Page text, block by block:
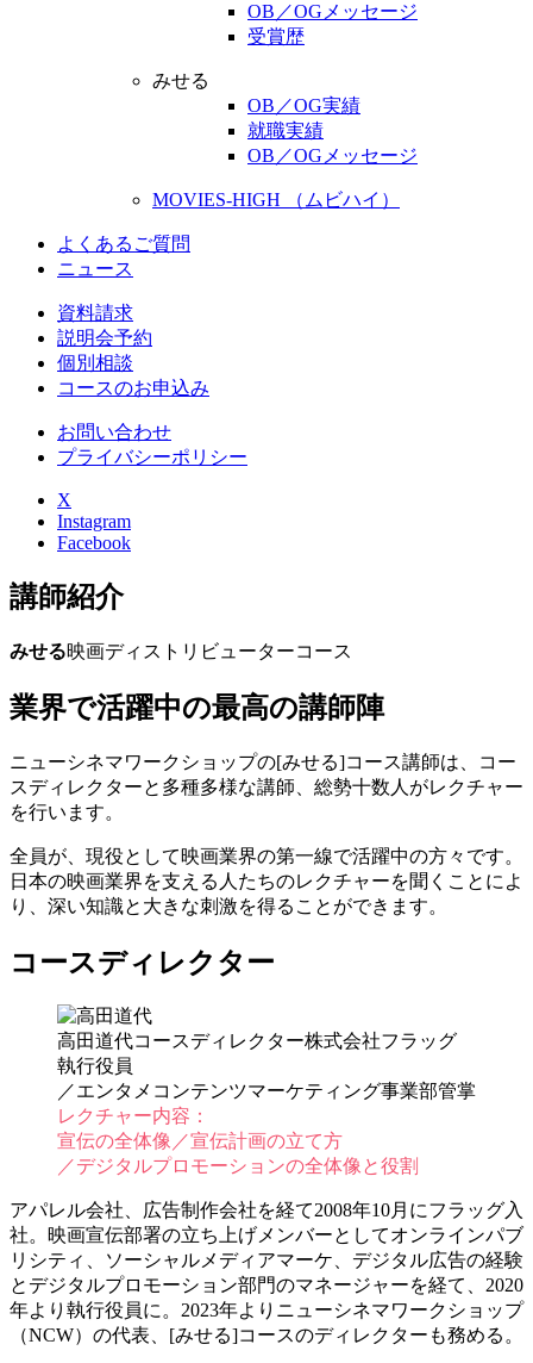
OB／OGメッセージ
受賞歴
みせる
OB／OG実績
就職実績
OB／OGメッセージ
MOVIES-HIGH （ムビハイ）
よくあるご質問
ニュース
資料請求
説明会予約
個別相談
コースのお申込み
お問い合わせ
プライバシーポリシー
X
Instagram
Facebook
講師紹介
みせる映画ディストリビューターコース
業界で活躍中の最高の講師陣
ニューシネマワークショップの[みせる]コース講師は、コー
スディレクターと多種多様な講師、総勢十数人がレクチャー
を行います。
全員が、現役として映画業界の第一線で活躍中の方々です。
日本の映画業界を支える人たちのレクチャーを聞くことによ
り、深い知識と大きな刺激を得ることができます。
コースディレクター
高田道代コースディレクター株式会社フラッグ
執行役員
／エンタメコンテンツマーケティング事業部管掌
レクチャー内容：
宣伝の全体像／宣伝計画の立て方
／デジタルプロモーションの全体像と役割
アパレル会社、広告制作会社を経て2008年10月にフラッグ入
社。映画宣伝部署の立ち上げメンバーとしてオンラインパブ
リシティ、ソーシャルメディアマーケ、デジタル広告の経験
とデジタルプロモーション部門のマネージャーを経て、2020
年より執行役員に。2023年よりニューシネマワークショップ
（NCW）の代表、[みせる]コースのディレクターも務める。